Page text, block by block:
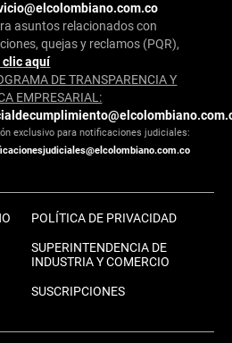
asuntos relacionados con
quejas y reclamos (PQR),
clic aquí
DE TRANSPARENCIA Y
EMPRESARIAL:
exclusivo para notificaciones judiciales:
POLÍTICA DE PRIVACIDAD
SUPERINTENDENCIA DE
INDUSTRIA Y COMERCIO
SUSCRIPCIONES